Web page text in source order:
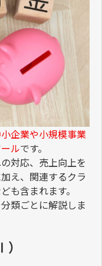
企業や小規模事業
ルです。
対応、売上向上を
え、関連するクラ
も含まれます。
類ごとに解説しま